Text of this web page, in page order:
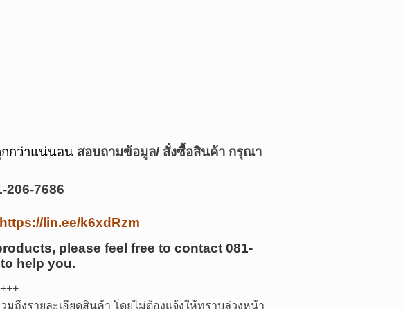
กกว่าแน่นอน สอบถามข้อมูล/ สั่งซื้อสินค้า กรุณา
206-7686
https://lin.ee/k6xdRzm
please feel free to contact 081-
help you.
ถึงรายละเอียดสินค้า โดยไม่ต้องแจ้งให้ทราบล่วงหน้า